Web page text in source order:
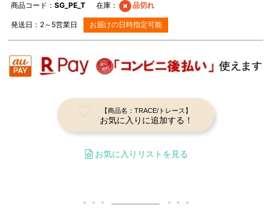
商品コード：SG_PE_T 在庫： 品切れ
発送日： 2～5営業日 お届けの日時指定可能
【商品名：TRACE/トレース】
お気に入りに追加する！
お気に入りリストを見る